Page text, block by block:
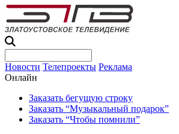
Новости Телепроекты Реклама
Онлайн
Заказать бегущую строку
Заказать “Музыкальный подарок”
Заказать “Чтобы помнили”